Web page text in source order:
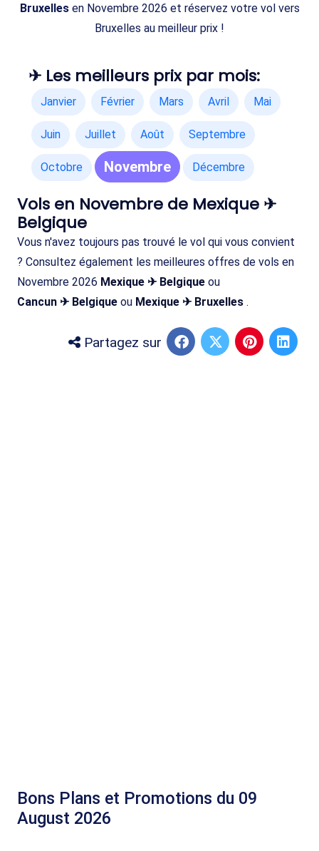
Bruxellesen Novembre 2026 et réservez votre vol vers
Bruxelles au meilleur prix !
✈ Les meilleurs prix par mois:
Janvier Février Mars Avril Mai
Juin Juillet Août Septembre
Octobre Novembre Décembre
Vols en Novembre de Mexique ✈
Belgique
Vous n'avez toujours pas trouvé le vol qui vous convient
? Consultez également les meilleures offres de vols en
Novembre 2026 Mexique ✈ Belgique ou
Cancun ✈ Belgique ou Mexique ✈ Bruxelles .
Partagez sur
Bons Plans et Promotions du 09
August 2026